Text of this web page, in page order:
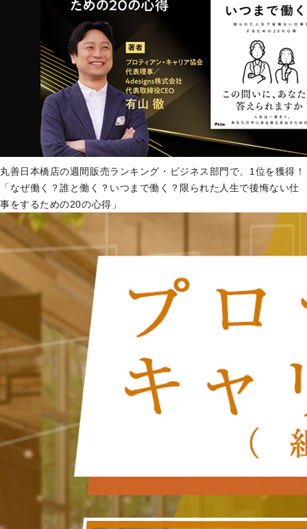
丸善日本橋店の週間販売ランキング・ビジネス部門で、1位を獲得！
「なぜ働く？誰と働く？いつまで働く？限られた人生で後悔ない仕
事をするための20の心得」